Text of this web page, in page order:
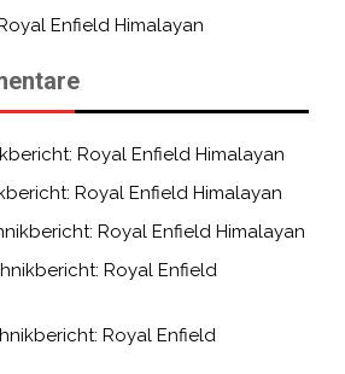
Enfield Himalayan
Royal Enfield Himalayan
Royal Enfield Himalayan
Royal Enfield Himalayan
Royal Enfield
Royal Enfield